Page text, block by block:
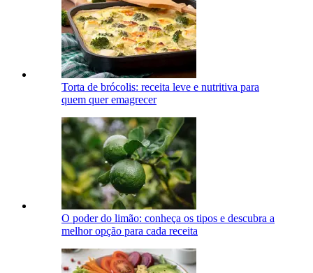
Torta de brócolis: receita leve e nutritiva para
quem quer emagrecer
O poder do limão: conheça os tipos e descubra a
melhor opção para cada receita